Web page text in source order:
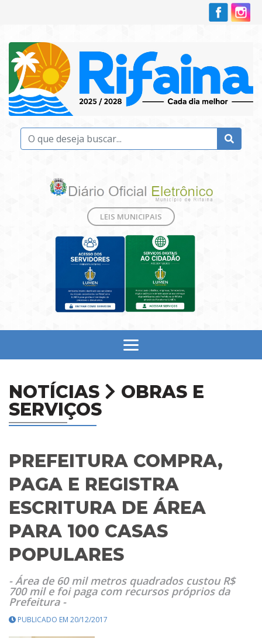
LEIS MUNICIPAIS
NOTÍCIAS
OBRAS E
SERVIÇOS
PREFEITURA COMPRA,
PAGA E REGISTRA
ESCRITURA DE ÁREA
PARA 100 CASAS
POPULARES
- Área de 60 mil metros quadrados custou R$
700 mil e foi paga com recursos próprios da
Prefeitura -
PUBLICADO EM 20/12/2017